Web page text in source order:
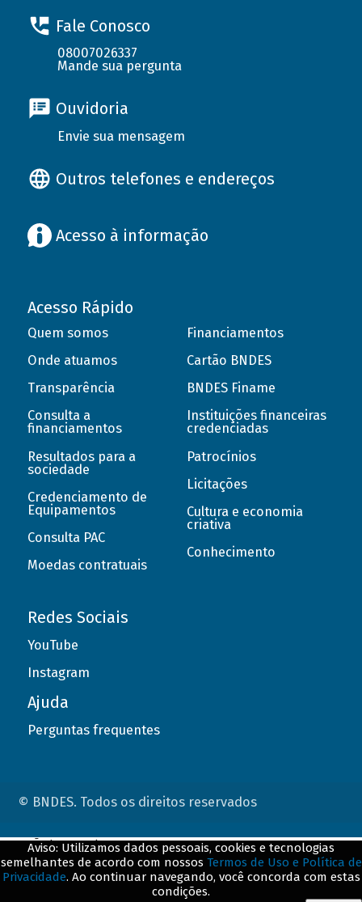
Fale Conosco
08007026337
Mande sua pergunta
Ouvidoria
Envie sua mensagem
Outros telefones e endereços
Acesso à informação
Acesso Rápido
Quem somos
Onde atuamos
Transparência
Consulta a
financiamentos
Resultados para a
sociedade
Credenciamento de
Equipamentos
Consulta PAC
Moedas contratuais
Financiamentos
Cartão BNDES
BNDES Finame
Instituições financeiras
credenciadas
Patrocínios
Licitações
Cultura e economia
criativa
Conhecimento
Redes Sociais
YouTube
Instagram
Ajuda
Perguntas frequentes
© BNDES. Todos os direitos reservados
Aviso: Utilizamos dados pessoais, cookies e tecnologias
semelhantes de acordo com nossos Termos de Uso e Política de
Privacidade. Ao continuar navegando, você concorda com estas
condições.
ConteÃºdo complementar
${title}${badge}